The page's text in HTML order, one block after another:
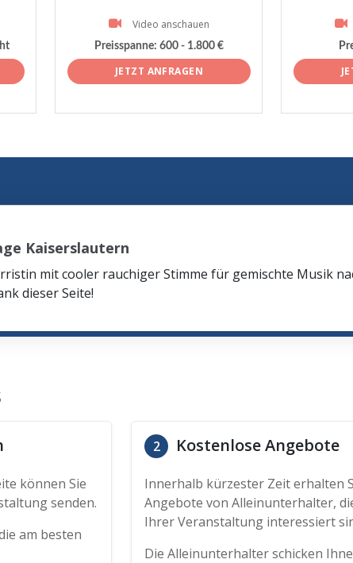
Video anschauen
Preisspanne: 600 - 1.800 €
JETZT ANFRAGEN
Kaiserslautern
mit cooler rauchiger Stimme für gemischte Musik
dieser Seite!
können Sie
senden.
am besten
2 Kostenlose Angebote
Innerhalb kürzester Zeit erhalten
Angebote von Alleinunterhalter,
Ihrer Veranstaltung interessiert
Die Alleinunterhalter schicken